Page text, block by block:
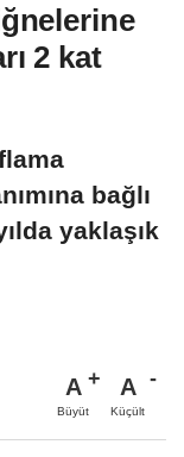
2 kat
bağlı
yaklaşık
A
Büyüt
A
Küçült